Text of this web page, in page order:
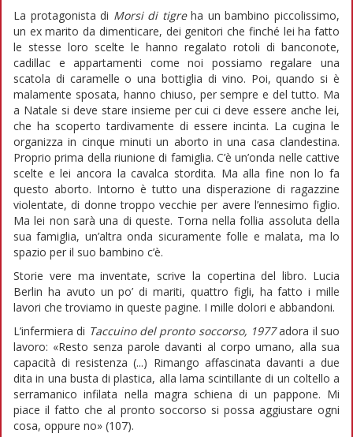
La protagonista di Morsi di tigreha un bambino piccolissimo,
un ex marito da dimenticare, dei genitori che finché lei ha fatto
le stesse loro scelte le hanno regalato rotoli di banconote,
cadillac e appartamenti come noi possiamo regalare una
scatola di caramelle o una bottiglia di vino. Poi, quando si è
malamente sposata, hanno chiuso, per sempre e del tutto. Ma
a Natale si deve stare insieme per cui ci deve essere anche lei,
che ha scoperto tardivamente di essere incinta. La cugina le
organizza in cinque minuti un aborto in una casa clandestina.
Proprio prima della riunione di famiglia. C’è un’onda nelle cattive
scelte e lei ancora la cavalca stordita. Ma alla fine non lo fa
questo aborto. Intorno è tutto una disperazione di ragazzine
violentate, di donne troppo vecchie per avere l’ennesimo figlio.
Ma lei non sarà una di queste. Torna nella follia assoluta della
sua famiglia, un’altra onda sicuramente folle e malata, ma lo
spazio per il suo bambino c’è.
Storie vere ma inventate, scrive la copertina del libro. Lucia
Berlin ha avuto un po’ di mariti, quattro figli, ha fatto i mille
lavori che troviamo in queste pagine. I mille dolori e abbandoni.
L’infermiera di Taccuino del pronto soccorso, 1977adora il suo
lavoro: «Resto senza parole davanti al corpo umano, alla sua
capacità di resistenza (...) Rimango affascinata davanti a due
dita in una busta di plastica, alla lama scintillante di un coltello a
serramanico infilata nella magra schiena di un pappone. Mi
piace il fatto che al pronto soccorso si possa aggiustare ogni
cosa, oppure no» (107).